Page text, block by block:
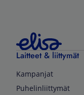
Laitteet & liittymät
Kampanjat
Puhelinliittymät